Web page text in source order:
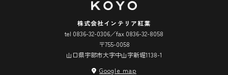
株式会社インテリア紅葉
tel 0836-32-0306／fax 0836-32-8058
〒755-0058
山口県宇部市大字中山字新堀1138-1
Google map